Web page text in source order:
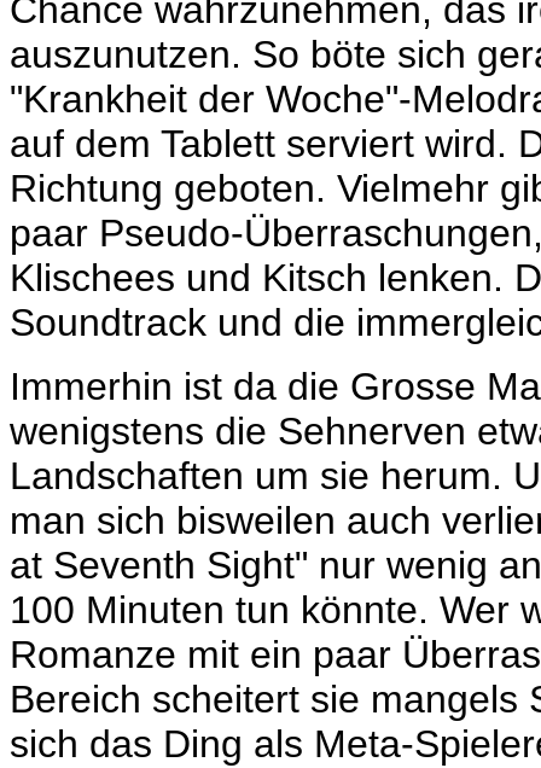
Chance wahrzunehmen, das
auszunutzen. So böte sich
"Krankheit der Woche"-
auf dem Tablett serviert wird.
Richtung geboten. Vielmehr
paar Pseudo-
Klischees und Kitsch lenken.
Soundtrack und die
Immerhin ist da die Grosse
wenigstens die Sehnerven
Landschaften um sie herum.
man sich bisweilen auch
at Seventh Sight" nur wenig
100 Minuten tun könnte. Wer
Romanze mit ein paar
Bereich scheitert sie mangels
sich das Ding als Meta-